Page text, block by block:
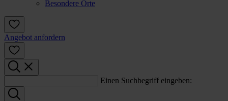
Besondere Orte
Angebot anfordern
Einen Suchbegriff eingeben: